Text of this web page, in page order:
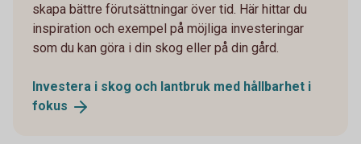
skapa bättre förutsättningar över tid. Här hittar du
inspiration och exempel på möjliga investeringar
som du kan göra i din skog eller på din gård.
Investera i skog och lantbruk med hållbarhet i
fokus